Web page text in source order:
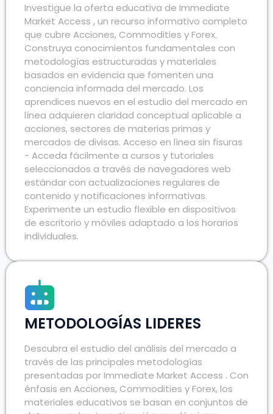
Investigue la oferta educativa de Immediate
Market Access , un recurso informativo completo
que cubre Acciones, Commodities y Forex.
Construya conocimientos fundamentales con
metodologías estructuradas y materiales
basados en evidencia que fomenten una
conciencia informada del mercado. Los
aprendices nuevos en el estudio del mercado en
línea adquieren claridad conceptual aplicable a
acciones, sectores de materias primas y
mercados de divisas. Acceso en línea sin fisuras
- Acceda fácilmente a cursos y tutoriales
seleccionados a través de navegadores web
estándar con actualizaciones regulares de
contenido y notificaciones informativas.
Experimente un estudio flexible en dispositivos
de escritorio y móviles adaptado a los horarios
individuales.
METODOLOGÍAS LIDERES
Descubra el estudio del análisis del mercado a
través de las principales metodologías
presentadas por Immediate Market Access . Con
énfasis en Acciones, Commodities y Forex, los
materiales educativos se basan en conjuntos de